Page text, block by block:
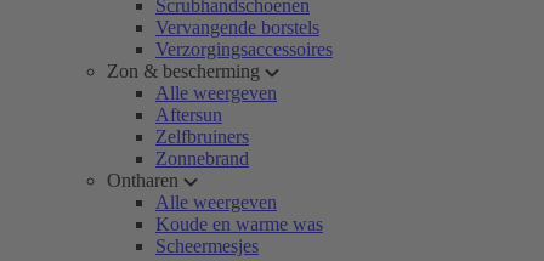
Scrubhandschoenen
Vervangende borstels
Verzorgingsaccessoires
Zon & bescherming
Alle weergeven
Aftersun
Zelfbruiners
Zonnebrand
Ontharen
Alle weergeven
Koude en warme was
Scheermesjes